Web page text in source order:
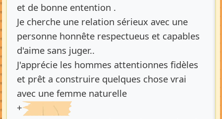
et de bonne entention .
Je cherche une relation sérieux avec une
personne honnête respectueus et capables
d'aime sans juger..
J'apprécie les hommes attentionnes fidèles
et prêt a construire quelques chose vrai
avec une femme naturelle
+